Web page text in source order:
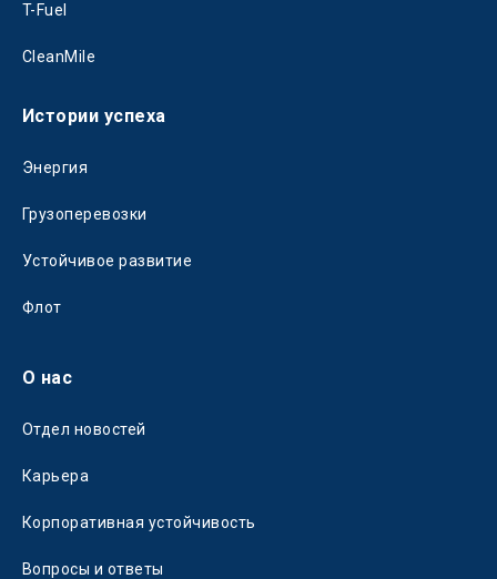
T-Fuel
CleanMile
Истории успеха
Энергия
Грузоперевозки
Устойчивое развитие
Флот
О нас
Отдел новостей
Карьера
Корпоративная устойчивость
Вопросы и ответы